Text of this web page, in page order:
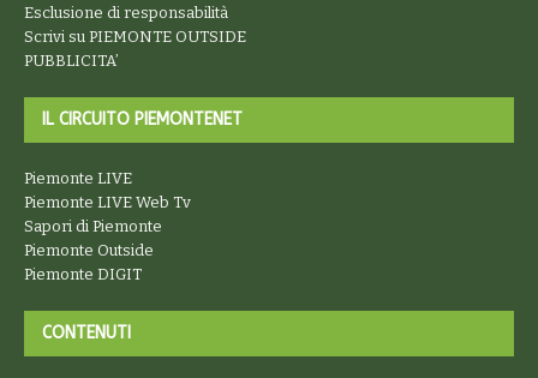
Esclusione di responsabilità
Scrivi su PIEMONTE OUTSIDE
PUBBLICITA’
IL CIRCUITO PIEMONTENET
Piemonte LIVE
Piemonte LIVE Web Tv
Sapori di Piemonte
Piemonte Outside
Piemonte DIGIT
CONTENUTI